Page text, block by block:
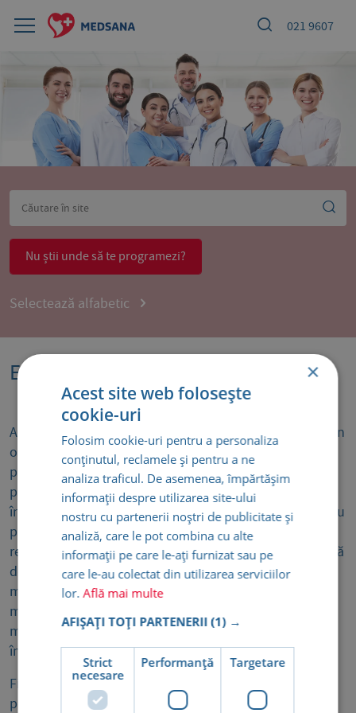
021 9607
Nu știi unde să te programezi?
Selectează alfabetic
Echipa medicală
Adevărata valoare a unei clinici medicale se regăsește în
oamenii care, zi de zi, își dăruiesc energia și expertiza
pentru binele pacienților. Din echipa noastră fac parte
profesioniști care sunt alături de noi încă de la
începuturi, devenind adevărați piloni ai încrederii pentru
pacienții care revin, generație după generație. Această
reputație construită în timp este admirată și îmbrățișată
de tinerii specialiști care ni se alătură, găsind aici un
mediu unde grija autentică și excelența medicală merg
mână în mână. Împreună, contribuim la o experiență
medicală în care fiecare pacient se simte ascultat,
înțeles și susținut.
Fiecare medic, asistent medical și membru al
personalului nostru împărtășește valorile Medsana:
×
Acest site web folosește
cookie-uri
Folosim cookie-uri pentru a personaliza
conținutul, reclamele și pentru a ne
analiza traficul. De asemenea, împărtășim
informații despre utilizarea site-ului
nostru cu partenerii noștri de publicitate și
analiză, care le pot combina cu alte
informații pe care le-ați furnizat sau pe
care le-au colectat din utilizarea serviciilor
lor.Află mai multe
AFIȘAȚI TOȚI PARTENERII(1) →
Strict
necesare
Performanță Targetare